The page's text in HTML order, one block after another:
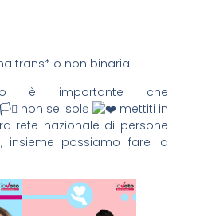
trans* o non binaria:
è importante che
non sei solə
mettiti in
rete nazionale di persone
insieme possiamo fare la